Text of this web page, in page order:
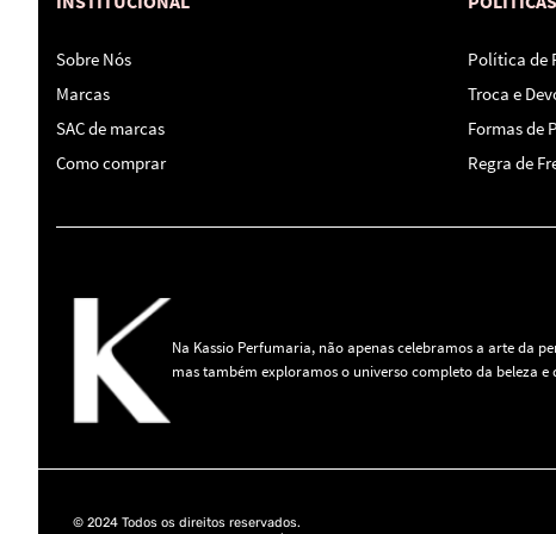
Sobre Nós
Marcas
SAC de marcas
Como comprar
Política de
Troca e
Formas de
Regra de
Na Kassio Perfumaria, não apenas celebramos a arte da
mas também exploramos o universo completo da beleza e
© 2024 Todos os direitos reservados.